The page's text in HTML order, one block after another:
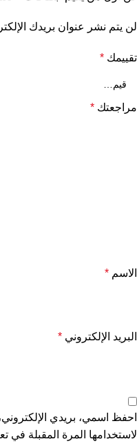
لن يتم نشر عنوان بريدك
تقييمك *
مراجعتك *
الاسم *
البريد الإلكتروني *
احفظ اسمي، بريدي
لاستخدامها المرة المقبلة في